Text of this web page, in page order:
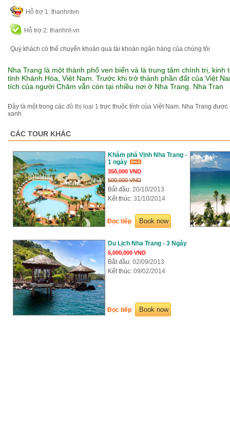
Hỗ trợ 1: thanhntvn
Hỗ trợ 2: thanhnt-vn
Quý khách có thể chuyển khoản qua tài khoản ngân hàng của chúng tôi
Nha Trang là một thành phố ven biển và là trung tâm chính trị,
tỉnh Khánh Hòa, Việt Nam. Trước khi trở thành phần đất của Việt
tích của người Chăm vẫn còn tại nhiều nơi ở Nha Trang. Nha Tran
Đây là một trong các đô thị loại 1 trực thuộc tỉnh của Việt Nam. Nha Trang
xanh
CÁC TOUR KHÁC
Khám phá Vịnh Nha Trang -
1 ngày
350,000 VND
500,000 VND
Bắt đầu: 20/10/2013
Kết thúc: 31/10/2014
Đọc tiếp Book now
Du Lịch Nha Trang - 3 Ngày
5,000,000 VND
Bắt đầu: 02/09/2013
Kết thúc: 09/02/2014
Đọc tiếp Book now